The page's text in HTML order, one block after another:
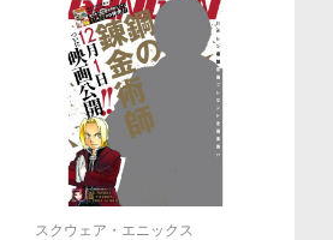
スクウェア・エニックス